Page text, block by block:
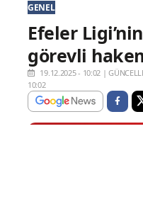
GENEL
Efeler
görevli
19.12.2025 - 10:02 |
10:02